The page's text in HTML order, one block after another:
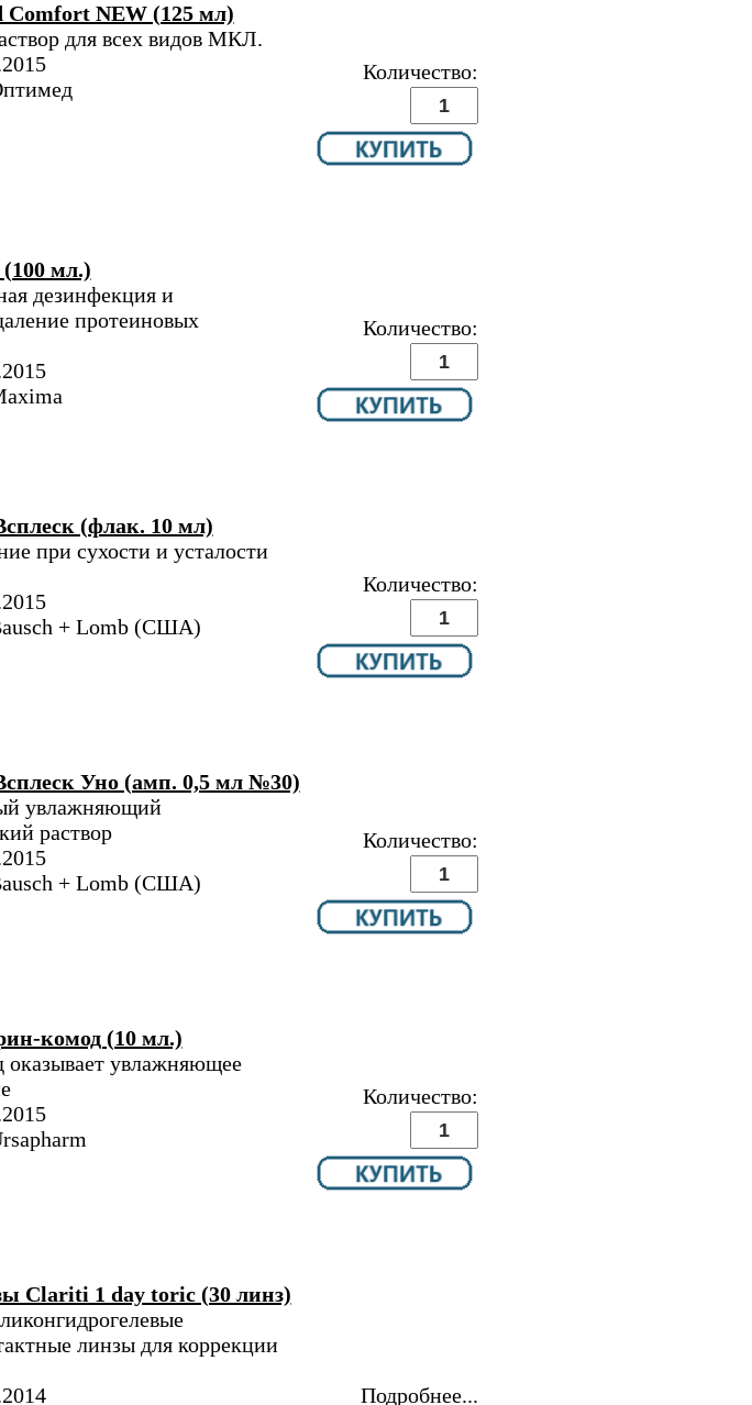
Comfort NEW (125 мл)
для всех видов МКЛ.
Количество:
мл.)
дезинфекция и
протеиновых
Количество:
(флак. 10 мл)
при сухости и усталости
+ Lomb (США)
Количество:
Уно (амп. 0,5 мл №30)
увлажняющий
раствор
+ Lomb (США)
Количество:
комод (10 мл.)
увлажняющее
Количество:
Clariti 1 day toric (30 линз)
линзы для коррекции
Подробнее...